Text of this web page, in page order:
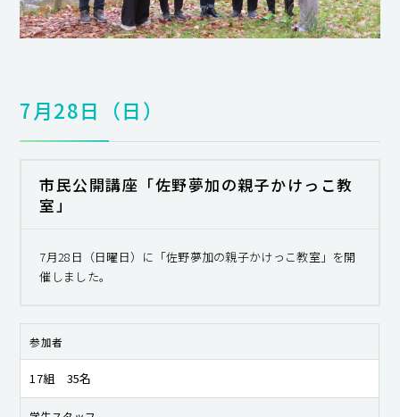
7月28日（日）
市民公開講座「佐野夢加の親子かけっこ教
室」
7月28日（日曜日）に「佐野夢加の親子かけっこ教室」を開
催しました。
参加者
17組 35名